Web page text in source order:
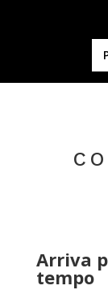
Arriva
tempo